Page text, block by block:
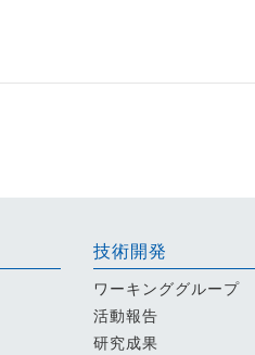
技術開発
ワーキンググループ
活動報告
研究成果